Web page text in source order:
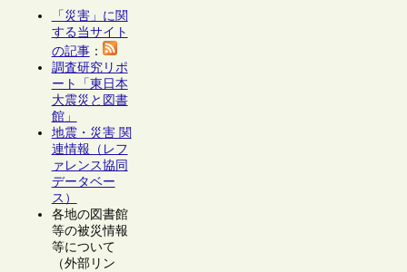
「災害」に関
する当サイト
の記事：
調査研究リポ
ート「東日本
大震災と図書
館」
地震・災害 関
連情報（レフ
ァレンス協同
データベー
ス）
各地の図書館
等の被災情報
等について
（外部リン